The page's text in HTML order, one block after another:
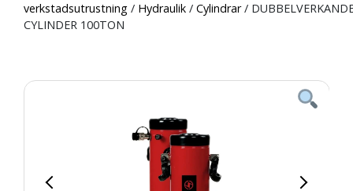
verkstadsutrustning/ Hydraulik/ Cylindrar/
CYLINDER 100TON